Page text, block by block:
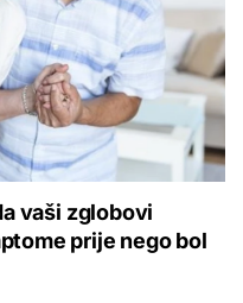
vaši zglobovi
prije nego bol